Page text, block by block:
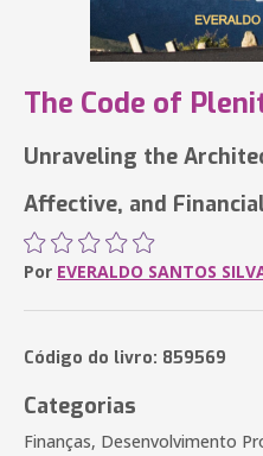
The Code of
Unraveling the
Affective, and
Por EVERALDO SANTOS
Código do livro: 859569
Categorias
Finanças, Desenvolvimento